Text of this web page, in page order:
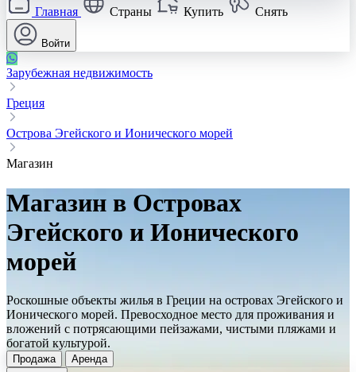
Главная Страны Купить Снять
Войти
Зарубежная недвижимость
Греция
Острова Эгейского и Ионического морей
Магазин
Магазин в Островах
Эгейского и Ионического
морей
Роскошные объекты жилья в Греции на островах Эгейского и
Ионического морей. Превосходное место для проживания и
вложений с потрясающими пейзажами, чистыми пляжами и
богатой культурой.
Продажа
Аренда